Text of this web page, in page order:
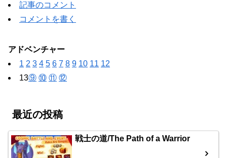
記事のコメント
コメントを書く
アドベンチャー
1 2 3 4 5 6 7 8 9 10 11 12
13⑨ ⑩ ⑪ ⑫
最近の投稿
戦士の道/The Path of a Warrior